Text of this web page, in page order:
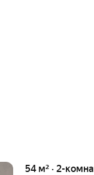
54 м² · 2-